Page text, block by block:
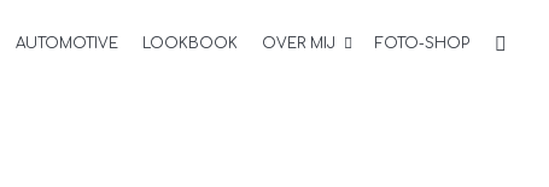
AUTOMOTIVE LOOKBOOK OVER MIJ FOTO-SHOP